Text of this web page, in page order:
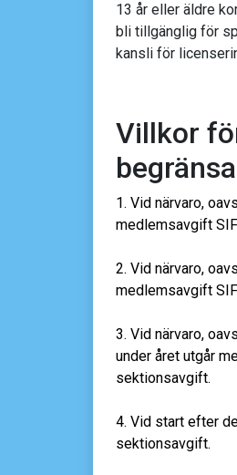
13 år eller äldre
bli tillgänglig för
kansli för
Villkor
1. Vid närvaro,
medlemsavgift
2. Vid närvaro,
medlemsavgift
3. Vid närvaro,
under året utgår
sektionsavgift.
4. Vid start efter
sektionsavgift.